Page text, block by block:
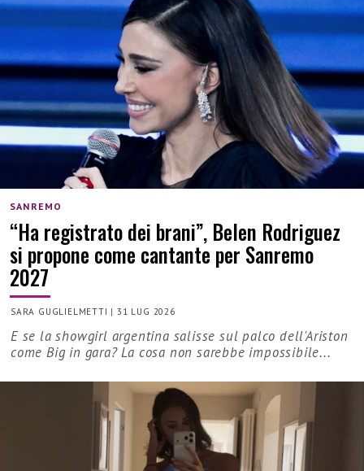
SANREMO
“Ha registrato dei brani”, Belen Rodriguez
si propone come cantante per Sanremo
2027
SARA GUGLIELMETTI |31 LUG 2026
E se la showgirl argentina salisse sul palco dell'Ariston
come Big in gara? La cosa non sarebbe impossibile...